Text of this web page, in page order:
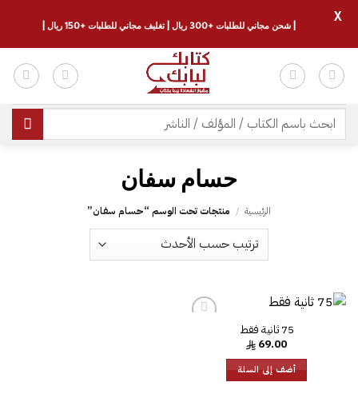
للمحتوى
البحث
عن:
الرئيسية / منتجات تحت الوسم “‎حسام سفان‎”
75 ثانية فقط
69.00
أضف إلى السلة
| شحن مجاني للطلبات +300 ريال | تغليف مجاني للطلبات +150 ريال |
X